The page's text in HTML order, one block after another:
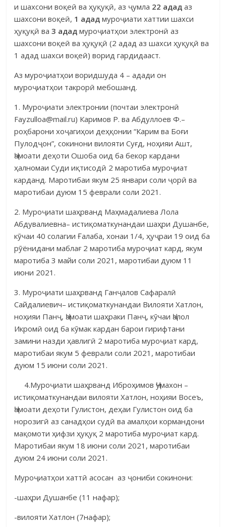
и шахсони воқеӣ ва ҳуқуқӣ, аз ҷумла 22 адад аз
шахсони воқеӣ, 1 адад муроҷиати хаттии шахси
ҳуқуқӣ ва3 адад муроҷиатҳои электронӣ аз
шахсони воқеӣ ва ҳуқуқӣ (2 адад аз шахси ҳуқуқӣ ва
1 адад шахси воқеӣ) ворид гардидааст.
Аз муроҷиатҳои воридшуда 4 – адади он
муроҷиатҳои такрорӣ мебошанд.
1. Муроҷиати электронии (почтаи электронӣ
Fayzulloa@mail.ru) Ка­римов Р. ва Абдуллоев Ф.–
роҳбарони хоҷагиҳои деҳқонии “Карим ва Боғи
Пулодҷон”, сокинони вилояти Суғд, ноҳияи Ашт,
Ҷамоати деҳоти Ошоба оид ба бекор кардани
ҳалномаи Суди иқтисодӣ 2 маротиба муроҷиат
карданд. Маротибаи якум 25 январи соли ҷорӣ ва
маротибаи дуюм 15 феврали соли 2021.
2. Муроҷиати шаҳрванд Маҳмадалиева Лола
Абдувалиевна– исти­қоматкунандаи шаҳри Душанбе,
кӯчаи 40 солагии Ғалаба, хонаи 1/4, ҳуҷ­раи 19 оид ба
рӯёнидани маблағ 2 маротиба муроҷиат кард, якум
маротиба 3 майи соли 2021, маротибаи дуюм 11
июни 2021.
3. Муроҷиати шаҳрванд Ганҷалов Сафаралӣ
Сайдалиевич– исти­қоматкунандаи Вилояти Хатлон,
ноҳияи Панҷ, Ҷамоати шаҳраки Панҷ, кӯчаи Ҷалол
Икромӣ оид ба кӯмак кардан барои гирифтани
замини назди ҳавлигӣ 2 маротиба муроҷиат кард,
маротибаи якум 5 феврали соли 2021, маротибаи
дуюм 15 июни соли 2021.
4.Муроҷиати шаҳрванд Иброҳимов Ҷумахон –
истиқоматкунан­даи вилояти Хатлон, ноҳияи Восеъ,
Ҷамоати деҳоти Гулистон, деҳаи Гулис­тон оид ба
норозигӣ аз санадҳои судӣ ва амалҳои кормандони
мақомоти ҳифзи ҳуқуқ 2 маротиба муроҷиат кард.
Маротибаи якум 18 июни соли 2021, маротибаи
дуюм 24 июни соли 2021.
Муроҷиатҳои хаттӣ асосан аз ҷониби сокинони:
-шаҳри Душанбе (11 нафар);
-вилояти Хатлон (7нафар);